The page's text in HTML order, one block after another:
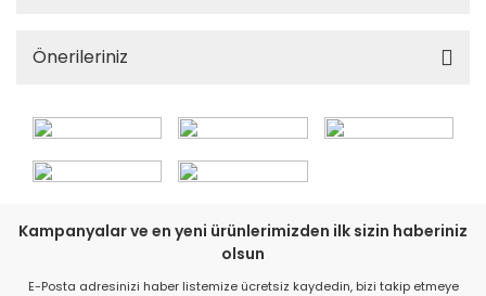
Önerileriniz
Kampanyalar ve en yeni ürünlerimizden ilk sizin haberiniz
olsun
E-Posta adresinizi haber listemize ücretsiz kaydedin, bizi takip etmeye